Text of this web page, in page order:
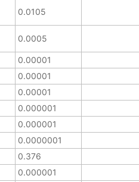
0.0105
0.0005
0.00001
0.00001
0.00001
0.000001
0.000001
0.0000001
0.376
0.000001